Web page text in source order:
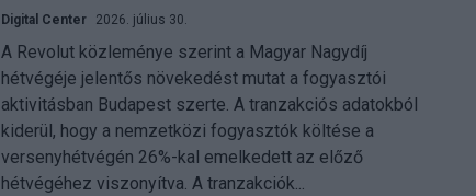
Digital Center 2026. július 30.
A Revolut közleménye szerint a Magyar Nagydíj
hétvégéje jelentős növekedést mutat a fogyasztói
aktivitásban Budapest szerte. A tranzakciós adatokból
kiderül, hogy a nemzetközi fogyasztók költése a
versenyhétvégén 26%-kal emelkedett az előző
hétvégéhez viszonyítva. A tranzakciók...